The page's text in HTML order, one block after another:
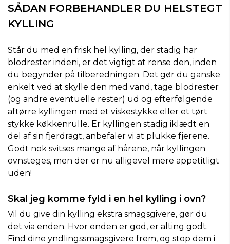
SÅDAN FORBEHANDLER DU HELSTEGT
KYLLING
Står du med en frisk hel kylling, der stadig har
blodrester indeni, er det vigtigt at rense den, inden
du begynder på tilberedningen. Det gør du ganske
enkelt ved at skylle den med vand, tage blodrester
(og andre eventuelle rester) ud og efterfølgende
aftørre kyllingen med et viskestykke eller et tørt
stykke køkkenrulle. Er kyllingen stadig iklædt en
del af sin fjerdragt, anbefaler vi at plukke fjerene.
Godt nok svitses mange af hårene, når kyllingen
ovnsteges, men der er nu alligevel mere appetitligt
uden!
Skal jeg komme fyld i en hel kylling i ovn?
Vil du give din kylling ekstra smagsgivere, gør du
det via enden. Hvor enden er god, er alting godt.
Find dine yndlingssmagsgivere frem, og stop dem i